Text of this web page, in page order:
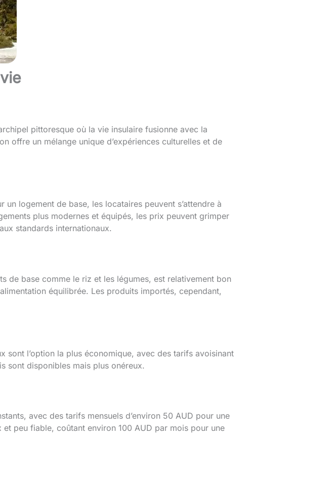
pittoresque où la vie insulaire fusionne avec la
offre un mélange unique d’expériences culturelles et de
logement de base, les locataires peuvent s’attendre à
plus modernes et équipés, les prix peuvent grimper
standards internationaux.
de base comme le riz et les légumes, est relativement bon
équilibrée. Les produits importés, cependant,
sont l’option la plus économique, avec des tarifs avoisinant
sont disponibles mais plus onéreux.
avec des tarifs mensuels d’environ 50 AUD pour une
peu fiable, coûtant environ 100 AUD par mois pour une